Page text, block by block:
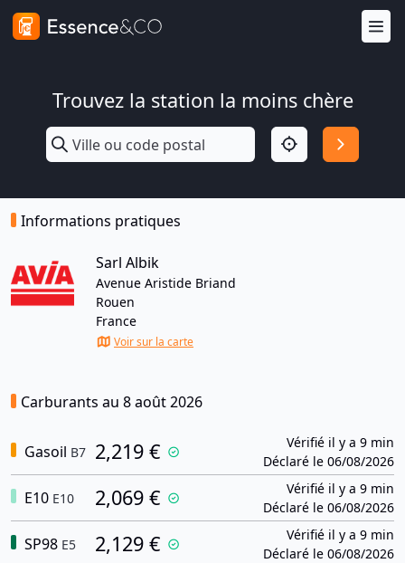
Trouvez la station la moins chère
Informations pratiques
Sarl Albik
Avenue Aristide Briand
Rouen
France
Voir sur la carte
Carburants au 8 août 2026
Gasoil B7 2,219 €
Vérifié il y a 9 min
Déclaré le 06/08/2026
E10 E10 2,069 €
Vérifié il y a 9 min
Déclaré le 06/08/2026
SP98 E5 2,129 €
Vérifié il y a 9 min
Déclaré le 06/08/2026